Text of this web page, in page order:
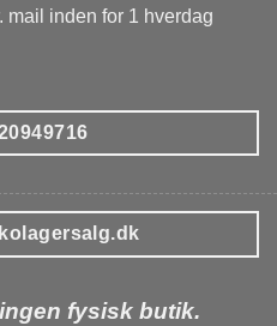
mail inden for 1 hverdag
fysisk butik.